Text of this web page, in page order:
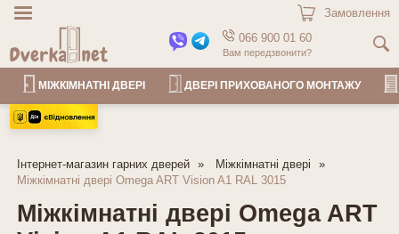
Замовлення
066 900 01 60
Вам передзвонити?
МІЖКІМНАТНІ ДВЕРІ ДВЕРІ ПРИХОВАНОГО МОНТАЖУ
Інтернет-магазин гарних дверей
Міжкімнатні двері
Міжкімнатні двері Omega ART Vision A1 RAL 3015
Міжкімнатні двері Omega ART